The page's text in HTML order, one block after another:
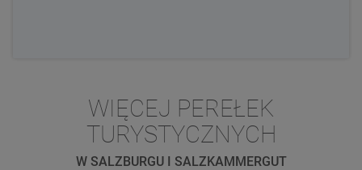
WIĘCEJ PEREŁEK
TURYSTYCZNYCH
W SALZBURGU I SALZKAMMERGUT